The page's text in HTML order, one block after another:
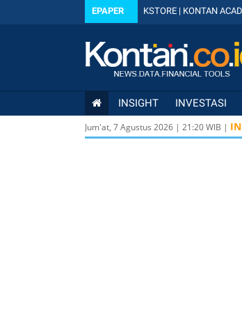
EPAPER KSTORE | KONTAN
INSIGHT INVESTASI
Jum'at, 7 Agustus 2026 | 21:20WIB |